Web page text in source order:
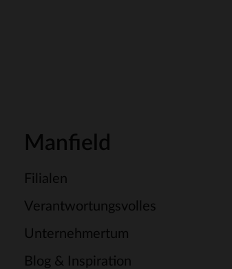
Manfield
Filialen
Verantwortungsvolles
Unternehmertum
Blog & Inspiration